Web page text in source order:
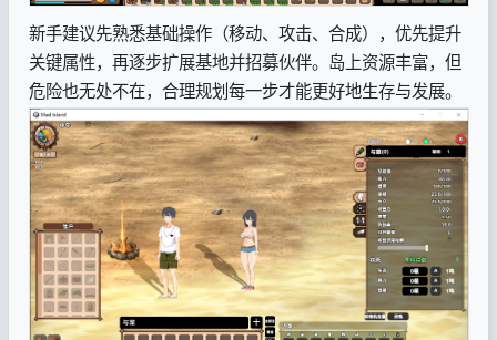
新手建议先熟悉基础操作（移动、攻击、合成），优先提升
关键属性，再逐步扩展基地并招募伙伴。岛上资源丰富，但
危险也无处不在，合理规划每一步才能更好地生存与发展。